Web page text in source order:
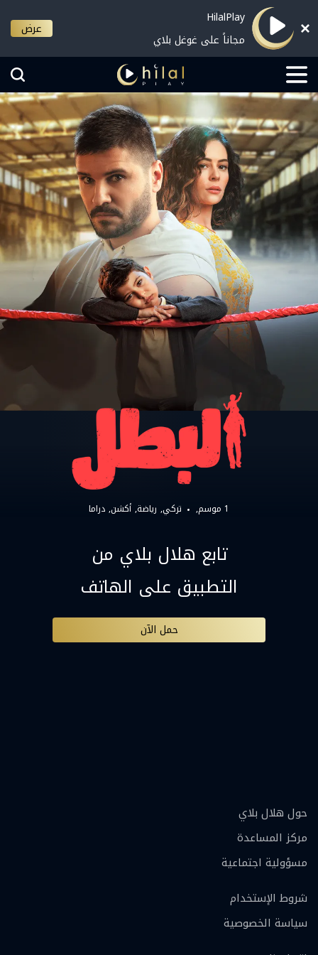
HilalPlay
مجاناً على غوغل بلاي
عرض
1 موسم, تركي رياضة أكشن دراما
تابع هلال بلاي من
التطبيق على الهاتف
حمل الآن
حول هلال بلاي
مركز المساعدة
مسؤولية اجتماعية
شروط الإستخدام
سياسة الخصوصية